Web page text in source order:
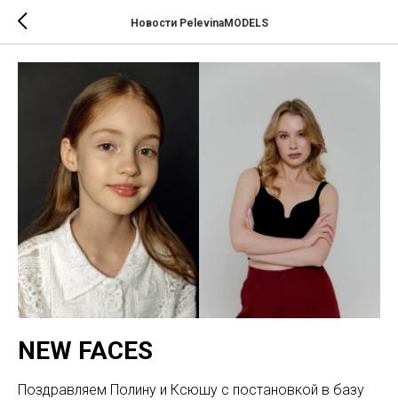
Новости PelevinaMODELS
NEW FACES
Поздравляем Полину и Ксюшу с постановкой в базу